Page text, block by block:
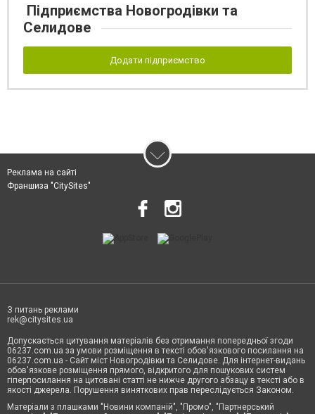
Підприємства Новогродівки та
Селидове
Додати підприємство
Реклама на сайті
Франшиза "CitySites"
З питань реклами
rek@citysites.ua
Допускається цитування матеріалів без отримання попередньої згоди
06237.com.ua за умови розміщення в тексті обов'язкового посилання на
06237.com.ua - Сайт міст Новогродівки та Селидове. Для інтернет-видань
обов'язкове розміщення прямого, відкритого для пошукових систем
гіперпосилання на цитовані статті не нижче другого абзацу в тексті або в
якості джерела. Порушення виняткових прав переслідується Законом.
Матеріали з плашками "Новини компаній", "Промо", "Партнерський